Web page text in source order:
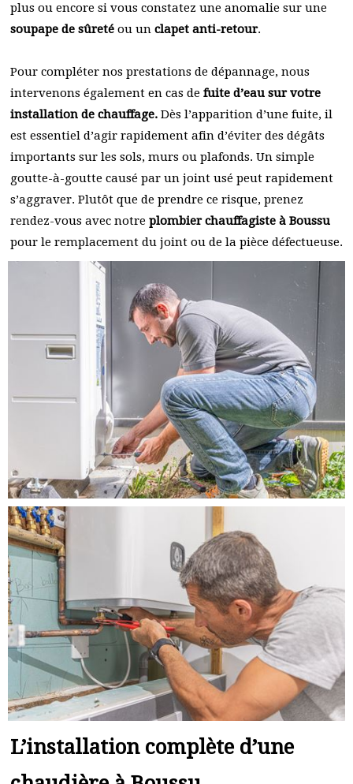
plus ou encore si vous constatez une anomalie sur une
soupape de sûreté ou un clapet anti-retour.
Pour compléter nos prestations de dépannage, nous
intervenons également en cas de fuite d’eau sur votre
installation de chauffage. Dès l’apparition d’une fuite, il
est essentiel d’agir rapidement afin d’éviter des dégâts
importants sur les sols, murs ou plafonds. Un simple
goutte-à-goutte causé par un joint usé peut rapidement
s’aggraver. Plutôt que de prendre ce risque, prenez
rendez-vous avec notre plombier chauffagiste à Boussu
pour le remplacement du joint ou de la pièce défectueuse.
L’installation complète d’une